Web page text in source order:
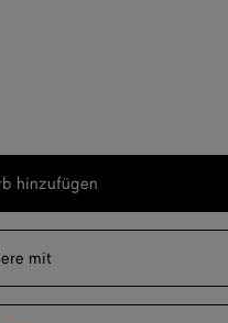
hinzufügen
mit